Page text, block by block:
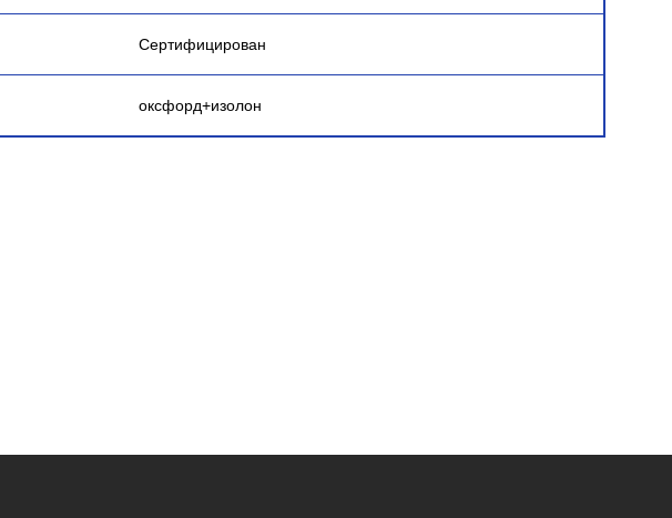
Сертифицирован
оксфорд+изолон